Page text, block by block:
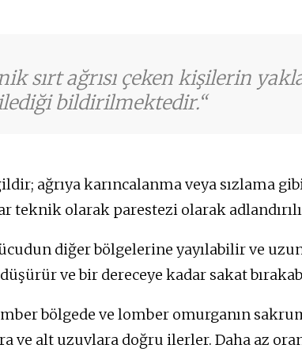
sırt ağrısı çeken kişilerin
bildirilmektedir.
ağrıya karıncalanma veya sızlama
teknik olarak parestezi olarak
diğer bölgelerine yayılabilir ve
ve bir dereceye kadar sakat
bölgede ve lomber omurganın
ve alt uzuvlara doğru ilerler. Daha az